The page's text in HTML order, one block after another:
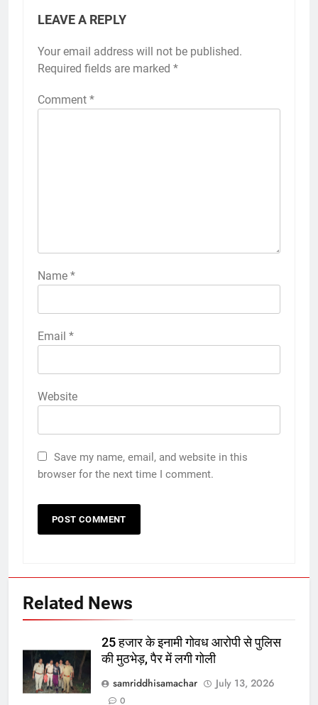
LEAVE A REPLY
Your email address will not be published.
Required fields are marked *
Comment *
Name *
Email *
Website
Save my name, email, and website in this
browser for the next time I comment.
Related News
25 हजार के इनामी गोवध आरोपी से पुलिस
की मुठभेड़, पैर में लगी गोली
samriddhisamachar
July 13, 2026
0